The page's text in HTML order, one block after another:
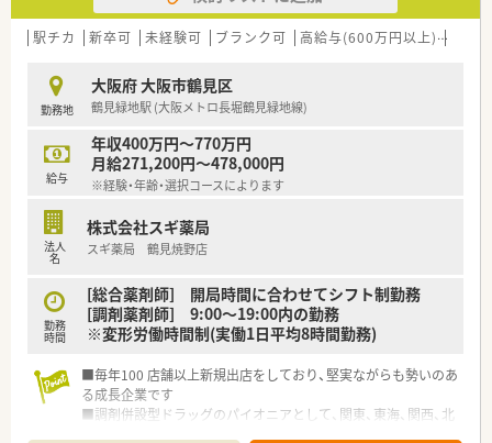
最新の情報や現場で働く薬剤師の声をもとに随時更新していま
す！
て薬局ごとに必要な調剤機器の積極的な導入をおこなっていま
す。
■監査システムやコンプライアンス研修など、働く従業員の方た
ちが安心して業務できるようなサポートが整っています。
＜研修制度＞
■定期的な勉強会や外部研修にも積極的に参加のためスキルア
2年に1度、社員によって企画・運営される学術大会も実施してい
ます。
■新入社員研修や中堅社員研修、管理者研修など、階層別での研
修プログラムのほか、薬局内での勉強会、学術大会への参加など
教育制度も充実しています
≪成長できる環境≫
約26年前から在宅・施設業務に取り組んで来た経験･実績を活か
し医療機関との連携を深めてます。薬剤師一人あたりの処方箋
■「機能性のあるアロマ」や「医療用サプリメント」を活用した予
防医療にも携わる事が可能です。
■より高度な知識を学びたい方という方には、大学病院の敷地内
「外来がん治療認定薬剤師」をはじめとする資格・専門性を身に
つける事ができる様にサポートしてくれます。
■キャリアアップについても個人の志向に合わせて、マネジメン
駅チカ 新卒可 未経験可 ブランク可 高給与(600万円以上)
勤務地
大阪府 大阪市鶴見区
鶴見緑地駅 (大阪メトロ長堀鶴見緑地線)
給与
年収400万円～770万円
月給271,200円～478,000円
※経験・年齢・選択コースによります
法人
名
株式会社スギ薬局
スギ薬局 鶴見焼野店
勤務
時間
[総合薬剤師] 開局時間に合わせてシフト制勤務
[調剤薬剤師] 9:00～19:00内の勤務
※変形労働時間制(実働1日平均8時間勤務)
■毎年100 店舗以上新規出店をしており、堅実ながらも勢いのあ
る成長企業です
■調剤併設型ドラッグのパイオニアとして、関東、東海、関西、北